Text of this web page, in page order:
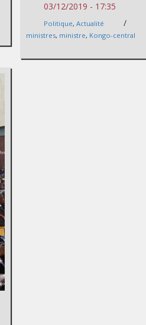
03/12/2019 - 17:35
Politique,Actualité /
ministres, ministre, Kongo-central